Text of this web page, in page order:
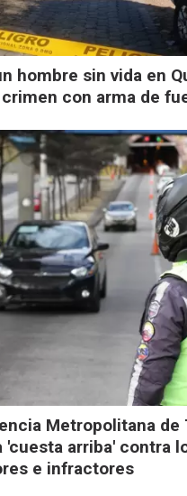
hombre sin vida en
con arma de
Metropolitana de
'cuesta arriba' contra
e infractores